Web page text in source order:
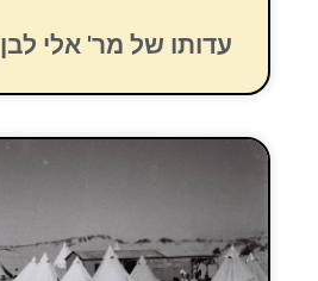
עדותו של מר' אלי לבן